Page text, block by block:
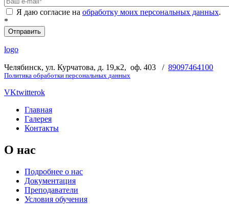
Я даю согласие на обработку моих персональных данных.
*
logo
Челябинск, ул. Курчатова, д. 19,к2, оф. 403 / 89097464100
Политика обработки персональных данных
VKtwitterok
Главная
Галерея
Контакты
О нас
Подробнее о нас
Документация
Преподаватели
Условия обучения